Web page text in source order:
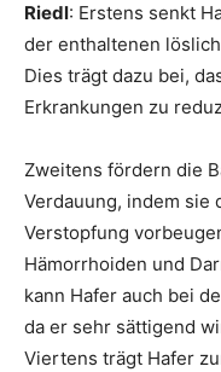
Riedl: Erstens senkt
der enthaltenen
Dies trägt dazu bei,
Erkrankungen zu
Zweitens fördern die
Verdauung, indem sie
Verstopfung
Hämorrhoiden und
kann Hafer auch bei
da er sehr sättigend
Viertens trägt Hafer